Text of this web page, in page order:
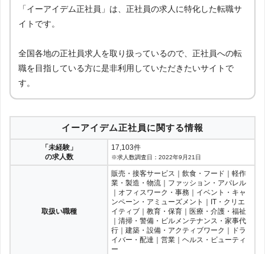
「イーアイデム正社員」は、正社員の求人に特化した転職サ
イトです。
全国各地の正社員求人を取り扱っているので、正社員への転
職を目指している方に是非利用していただきたいサイトで
す。
イーアイデム正社員に関する情報
「未経験」
の求人数
17,103件
※求人数調査日：2022年9月21日
取扱い職種
販売・接客サービス｜飲食・フード｜軽作
業・製造・物流｜ファッション・アパレル
｜オフィスワーク・事務｜イベント・キャ
ンペーン・アミューズメント｜IT・クリエ
イティブ｜教育・保育｜医療・介護・福祉
｜清掃・警備・ビルメンテナンス・家事代
行｜建築・設備・アクティブワーク｜ドラ
イバー・配達｜営業｜ヘルス・ビューティ
ー